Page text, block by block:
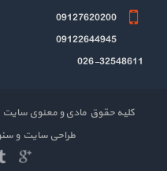
09127620200
09122644945
026-32548611
کلیه حقوق مادی و معنوی سایت
طراحی سایتو